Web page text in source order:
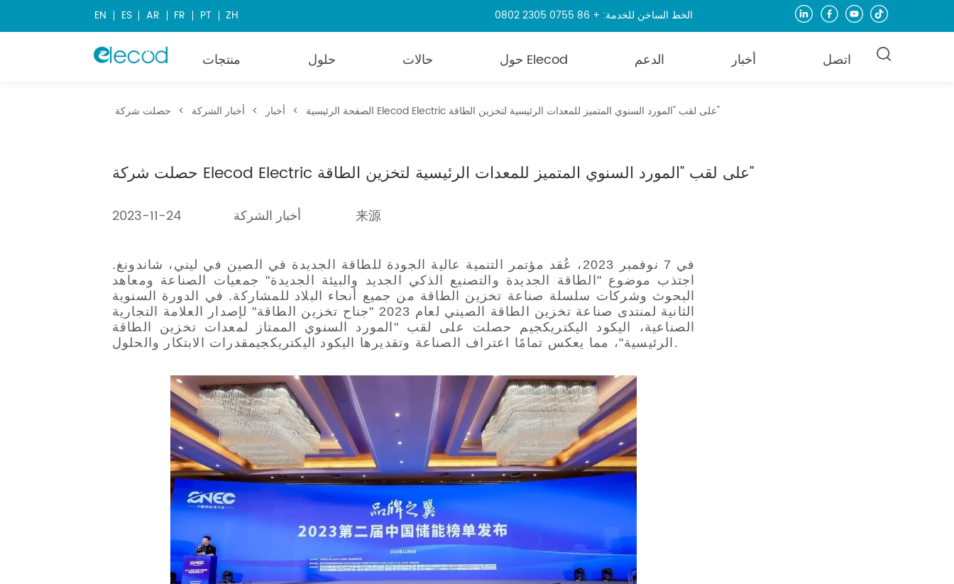
EN ES AR FR PT ZH الخط الساخن للخدمة: + 86 0755 2305 0802
منتجات حلول حالات حول Elecod الدعم أخبار اتصل
الصفحة الرئيسية > أخبار > أخبار الشركة > حصلت شركة Elecod Electric على لقب "المورد السنوي المتميز للمعدات الرئيسية لتخزين الطاقة"
حصلت شركة Elecod Electric على لقب "المورد السنوي المتميز للمعدات الرئيسية لتخزين الطاقة"
2023-11-24 أخبار الشركة 来源